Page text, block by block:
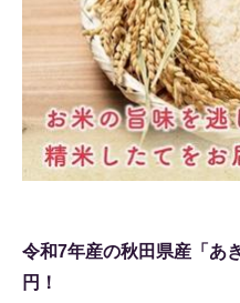
令和7年産の秋田県産「あ
円！